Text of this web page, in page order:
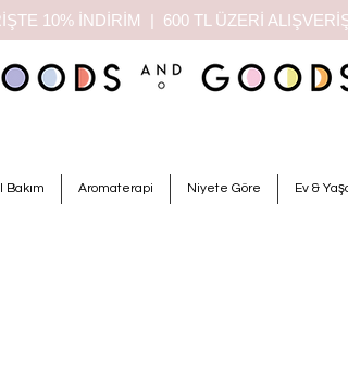
10% İNDİRİM | 600 TL ÜZERİ
Bakım Aromaterapi Niyete Göre Ev &